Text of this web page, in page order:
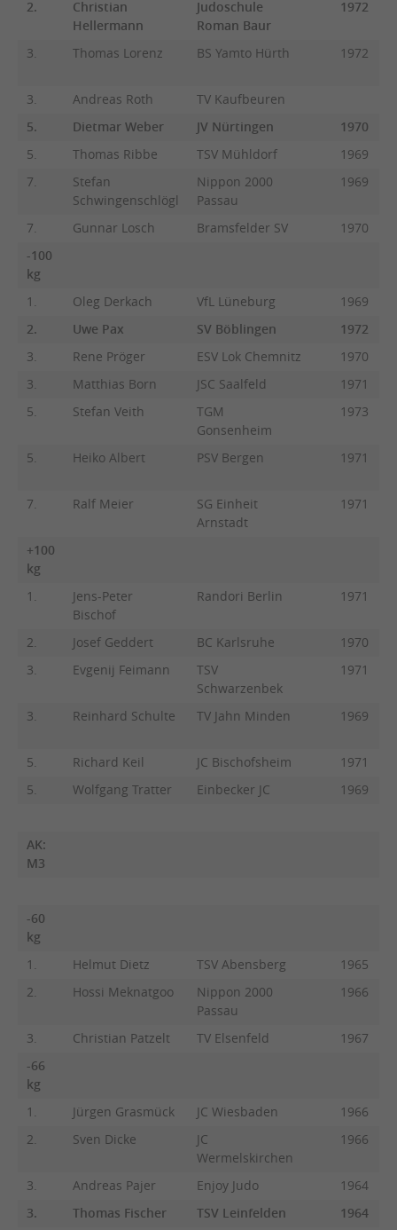
2.
Christian
Hellermann
Judoschule
Roman Baur
1972
3. Thomas Lorenz BS Yamto Hürth 1972
3. Andreas Roth
TV Kaufbeuren
5.
Dietmar Weber JV Nürtingen
1970
5.
Thomas Ribbe TSV Mühldorf
1969
7.
Stefan
Schwingenschlögl
Nippon 2000
Passau
1969
7. Gunnar Losch Bramsfelder SV
1970
-100
kg
1.
Oleg Derkach VfL Lüneburg
1969
2.
Uwe Pax SV Böblingen
1972
3.
Rene Pröger ESV Lok Chemnitz
1970
3.
Matthias Born JSC Saalfeld
1971
5.
Stefan Veith
TGM
Gonsenheim
1973
5. Heiko Albert PSV Bergen 1971
7. Ralf Meier
SG Einheit
Arnstadt
1971
+100
kg
1.
Jens-Peter
Bischof
Randori Berlin 1971
2. Josef Geddert BC Karlsruhe
1970
3.
Evgenij Feimann
TSV
Schwarzenbek
1971
3. Reinhard Schulte TV Jahn Minden 1969
5. Richard Keil JC Bischofsheim
1971
5.
Wolfgang Tratter Einbecker JC 1969
AK:
M3
-60
kg
1.
Helmut Dietz TSV Abensberg
1965
2.
Hossi Meknatgoo
Nippon 2000
Passau
1966
3. Christian Patzelt TV Elsenfeld
1967
-66
kg
1.
Jürgen Grasmück JC Wiesbaden
1966
2.
Sven Dicke
JC
Wermelskirchen
1966
3. Andreas Pajer Enjoy Judo
1964
3.
Thomas Fischer TSV Leinfelden
1964